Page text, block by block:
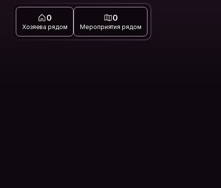
0
Хозяева рядом
0
Мероприятия рядом